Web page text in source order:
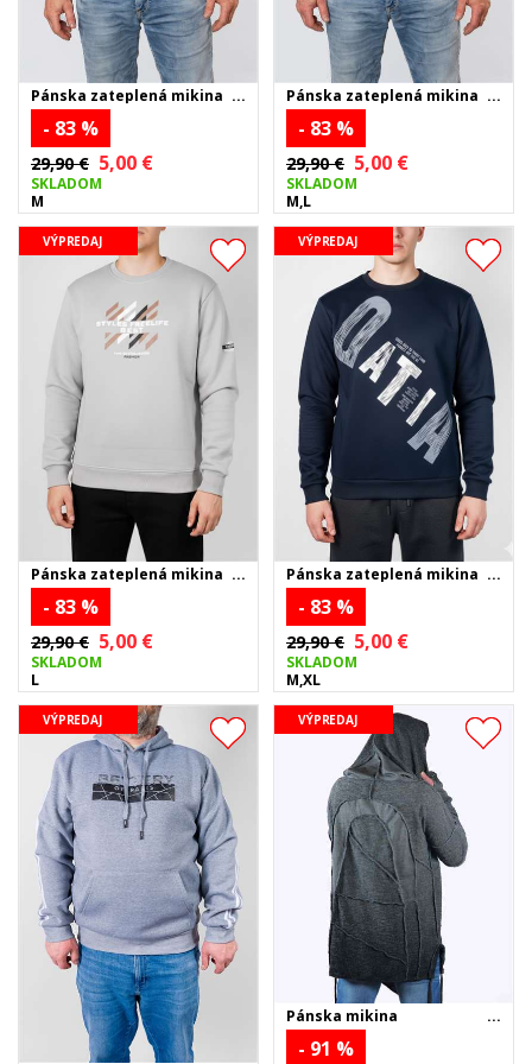
Pánska zateplená mikina
FIGHT - čierna
- 83 %
29,90 € 5,00 €
SKLADOM
M
Pánska zateplená mikina
FIGHT - tmavomodrá
- 83 %
29,90 € 5,00 €
SKLADOM
M,L
VÝPREDAJ
Pánska zateplená mikina
FREE LIFE - sivá
- 83 %
29,90 € 5,00 €
SKLADOM
L
VÝPREDAJ
Pánska zateplená mikina
OATIA - tmavomodrá
- 83 %
29,90 € 5,00 €
SKLADOM
M,XL
VÝPREDAJ VÝPREDAJ
Pánska mikina
- 91 %